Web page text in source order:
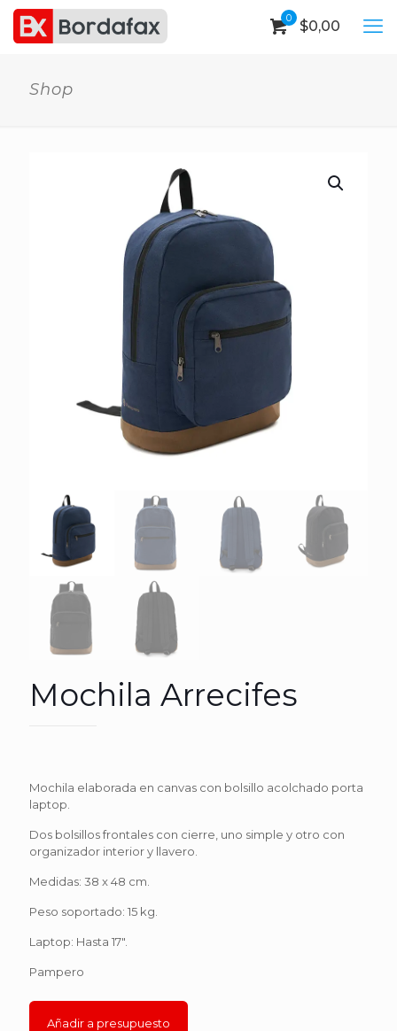
0 $0,00
Shop
Mochila Arrecifes
Mochila elaborada en canvas con bolsillo acolchado porta
laptop.
Dos bolsillos frontales con cierre, uno simple y otro con
organizador interior y llavero.
Medidas: 38 x 48 cm.
Peso soportado: 15 kg.
Laptop: Hasta 17″.
Pampero
Añadir a presupuesto